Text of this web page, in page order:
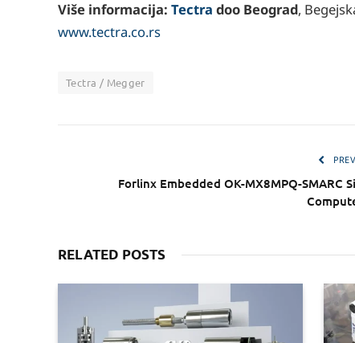
Više informacija: Tectra doo Beograd,
www.tectra.co.rs
Tectra / Megger
Forlinx Embedded OK-MX8MPQ-SMARC
RELATED POSTS